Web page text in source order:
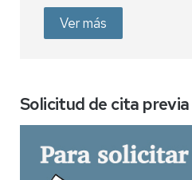
Ver más
Solicitud de cita previa